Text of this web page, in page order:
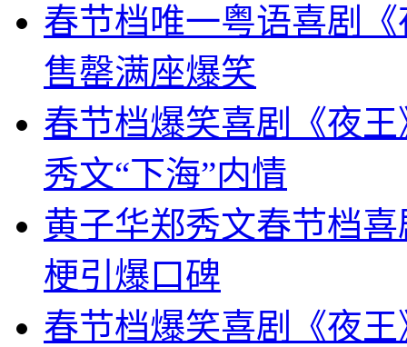
春节档唯一粤语喜剧
售罄满座爆笑
春节档爆笑喜剧《夜
秀文“下海”内情
黄子华郑秀文春节档
梗引爆口碑
春节档爆笑喜剧《夜